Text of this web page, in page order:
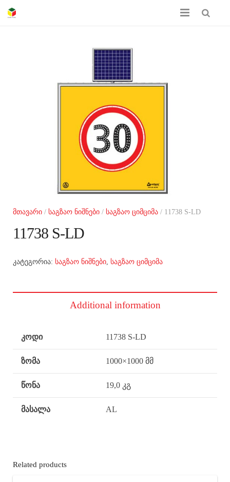
პროდუქციის კატალოგი
მთავარი / საგზაო ნიშნები / საგზაო ციმციმა / 11738 S-LD
11738 S-LD
კატეგორია: საგზაო ნიშნები საგზაო ციმციმა
Additional information
კოდი 11738 S-LD
ზომა 1000×1000 მმ
წონა 19,0 კგ
მასალა AL
Related products